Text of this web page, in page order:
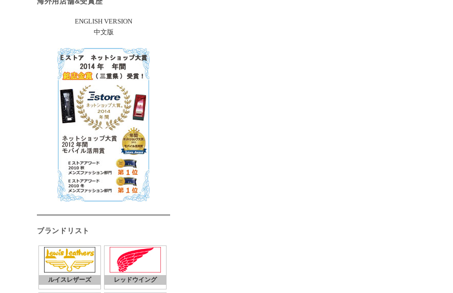
ENGLISH VERSION
中文版
ブランドリスト
ルイスレザーズ レッドウイング